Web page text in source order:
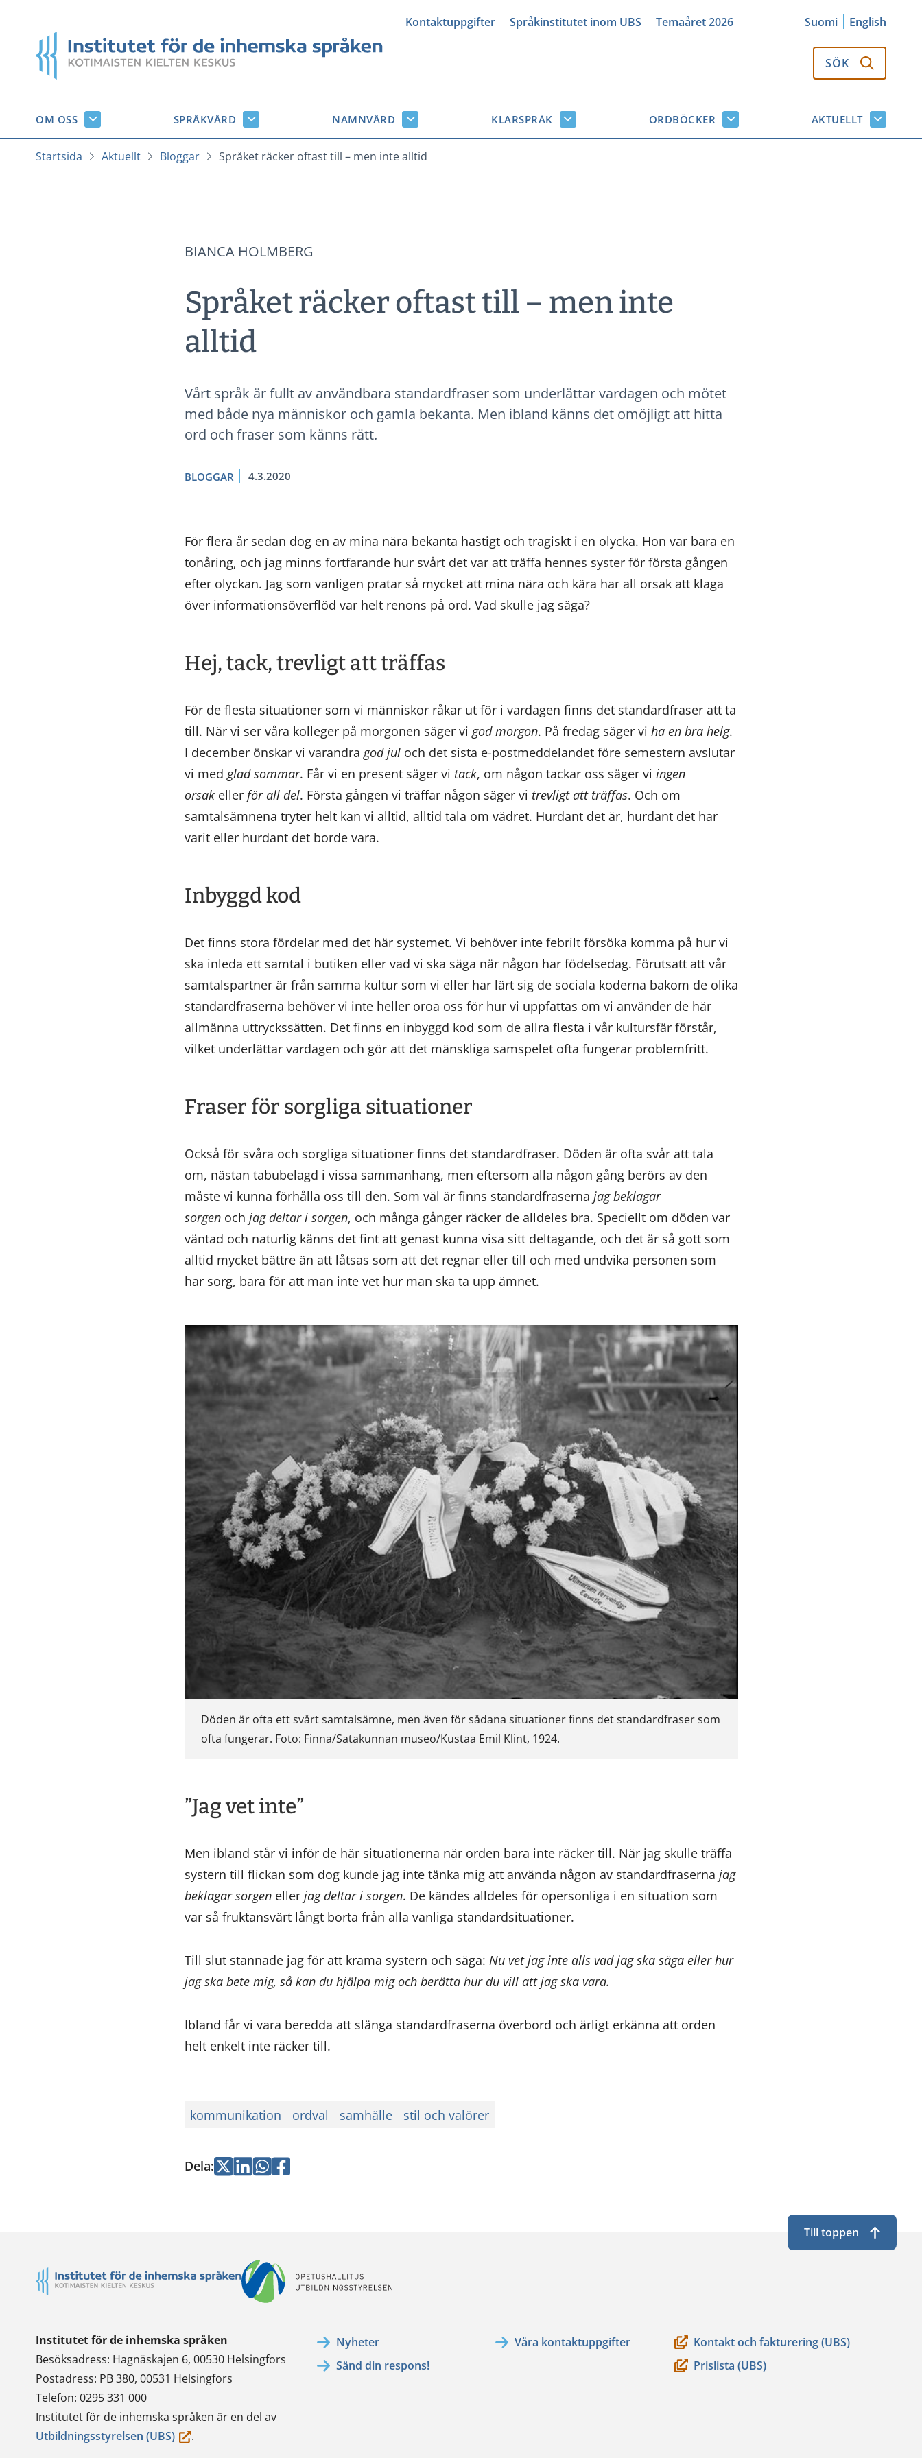
innehåll
Kontaktuppgifter Språkinstitutet inom UBS Temaåret 2026 Suomi
English
Startsida
SÖK
OM OSS
Om
oss
undersidor
SPRÅKVÅRD
Språkvård
undersidor
NAMNVÅRD
Namnvård
undersidor
KLARSPRÅK
Klarspråk
undersidor
ORDBÖCKER
Ordböcker
undersidor
AKTUELLT
Aktuellt
Startsida
Aktuellt Bloggar Språket räcker oftast till – men inte alltid
BIANCA HOLMBERG
Språket räcker oftast till – men inte
alltid
Vårt språk är fullt av användbara standardfraser som underlättar vardagen och mötet
med både nya människor och gamla bekanta. Men ibland känns det omöjligt att hitta
ord och fraser som känns rätt.
BLOGGAR 4.3.2020
För flera år sedan dog en av mina nära bekanta hastigt och tragiskt i en olycka. Hon var bara en
tonåring, och jag minns fortfarande hur svårt det var att träffa hennes syster för första gången
efter olyckan. Jag som vanligen pratar så mycket att mina nära och kära har all orsak att klaga
över informationsöverflöd var helt renons på ord. Vad skulle jag säga?
Hej, tack, trevligt att träffas
För de flesta situationer som vi människor råkar ut för i vardagen finns det standardfraser att ta
till. När vi ser våra kolleger på morgonen säger vi god morgon. På fredag säger vi ha en bra helg.
I december önskar vi varandra god juloch det sista e-postmeddelandet före semestern avslutar
vi med glad sommar. Får vi en present säger vi tack, om någon tackar oss säger vi ingen
orsakeller för all del. Första gången vi träffar någon säger vi trevligt att träffas. Och om
samtalsämnena tryter helt kan vi alltid, alltid tala om vädret. Hurdant det är, hurdant det har
varit eller hurdant det borde vara.
Inbyggd kod
Det finns stora fördelar med det här systemet. Vi behöver inte febrilt försöka komma på hur vi
ska inleda ett samtal i butiken eller vad vi ska säga när någon har födelsedag. Förutsatt att vår
samtalspartner är från samma kultur som vi eller har lärt sig de sociala koderna bakom de olika
standardfraserna behöver vi inte heller oroa oss för hur vi uppfattas om vi använder de här
allmänna uttryckssätten. Det finns en inbyggd kod som de allra flesta i vår kultursfär förstår,
vilket underlättar vardagen och gör att det mänskliga samspelet ofta fungerar problemfritt.
Fraser för sorgliga situationer
Också för svåra och sorgliga situationer finns det standardfraser. Döden är ofta svår att tala
om, nästan tabubelagd i vissa sammanhang, men eftersom alla någon gång berörs av den
måste vi kunna förhålla oss till den. Som väl är finns standardfraserna jag beklagar
sorgenoch jag deltar i sorgen, och många gånger räcker de alldeles bra. Speciellt om döden var
väntad och naturlig känns det fint att genast kunna visa sitt deltagande, och det är så gott som
alltid mycket bättre än att låtsas som att det regnar eller till och med undvika personen som
har sorg, bara för att man inte vet hur man ska ta upp ämnet.
Döden är ofta ett svårt samtalsämne, men även för sådana situationer finns det standardfraser som
ofta fungerar. Foto: Finna/Satakunnan museo/Kustaa Emil Klint, 1924.
”Jag vet inte”
Men ibland står vi inför de här situationerna när orden bara inte räcker till. När jag skulle träffa
systern till flickan som dog kunde jag inte tänka mig att använda någon av standardfraserna jag
beklagar sorgeneller jag deltar i sorgen. De kändes alldeles för opersonliga i en situation som
var så fruktansvärt långt borta från alla vanliga standardsituationer.
Till slut stannade jag för att krama systern och säga: Nu vet jag inte alls vad jag ska säga eller hur
jag ska bete mig, så kan du hjälpa mig och berätta hur du vill att jag ska vara.
Ibland får vi vara beredda att slänga standardfraserna överbord och ärligt erkänna att orden
helt enkelt inte räcker till.
kommunikation ordval samhälle stil och valörer
Dela:Jaa Jaa Jaa Jaa
Institutet för de inhemska språken
Besöksadress: Hagnäskajen 6, 00530 Helsingfors
Postadress: PB 380, 00531 Helsingfors
Telefon: 0295 331 000
Institutet för de inhemska språken är en del av
Utbildningsstyrelsen (UBS)(du.
Nyheter
Sänd din respons!
Våra kontaktuppgifter
Kontakt och fakturering (UBS)
Prislista (UBS)
Till toppen